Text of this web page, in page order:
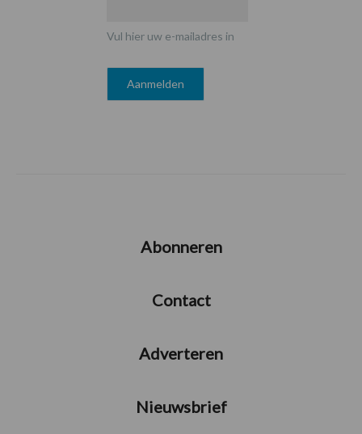
Vul hier uw e-mailadres in
Abonneren
Contact
Adverteren
Nieuwsbrief